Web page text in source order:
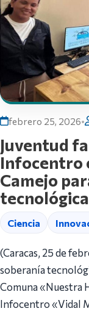
febrero 25, 2026•
Juventud
Infocentro
Camejo
tecnológica
Ciencia
(Caracas, 25 de
soberanía
Comuna «Nuestra
Infocentro «Vidal